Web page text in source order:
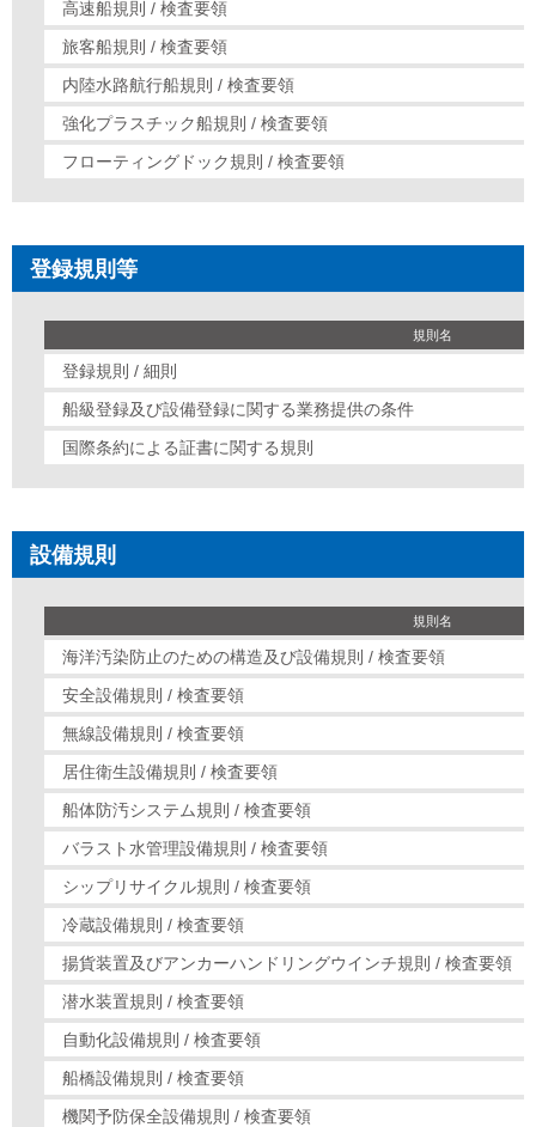
高速船規則 / 検査要領
旅客船規則 / 検査要領
内陸水路航行船規則 / 検査要領
強化プラスチック船規則 / 検査要領
フローティングドック規則 / 検査要領
登録規則等
規則名
登録規則 / 細則
船級登録及び設備登録に関する業務提供の条件
国際条約による証書に関する規則
設備規則
規則名
海洋汚染防止のための構造及び設備規則 / 検査要領
安全設備規則 / 検査要領
無線設備規則 / 検査要領
居住衛生設備規則 / 検査要領
船体防汚システム規則 / 検査要領
バラスト水管理設備規則 / 検査要領
シップリサイクル規則 / 検査要領
冷蔵設備規則 / 検査要領
揚貨装置及びアンカーハンドリングウインチ規則 / 検査要領
潜水装置規則 / 検査要領
自動化設備規則 / 検査要領
船橋設備規則 / 検査要領
機関予防保全設備規則 / 検査要領